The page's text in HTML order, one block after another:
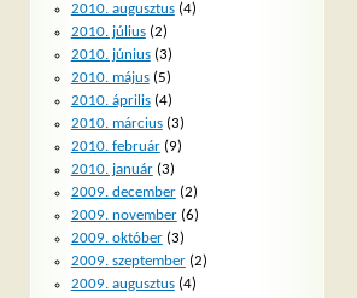
2010. augusztus(4)
2010. július(2)
2010. június(3)
2010. május(5)
2010. április(4)
2010. március(3)
2010. február(9)
2010. január(3)
2009. december(2)
2009. november(6)
2009. október(3)
2009. szeptember(2)
2009. augusztus(4)